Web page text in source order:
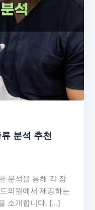
분석 추천
분석을 통해 각 장
의원에서 제공하는
소개합니다. […]